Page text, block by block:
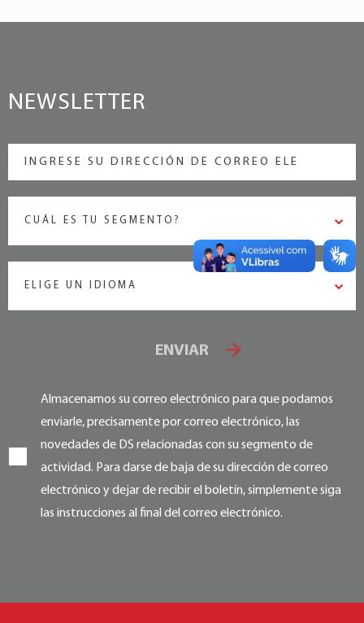
NEWSLETTER
CUÁL ES TU SEGMENTO?
ELIGE UN IDIOMA
ENVIAR
Almacenamos su correo electrónico para que podamos
enviarle, precisamente por correo electrónico, las
novedades de DS relacionadas con su segmento de
actividad. Para darse de baja de su dirección de correo
electrónico y dejar de recibir el boletín, simplemente siga
las instrucciones al final del correo electrónico.